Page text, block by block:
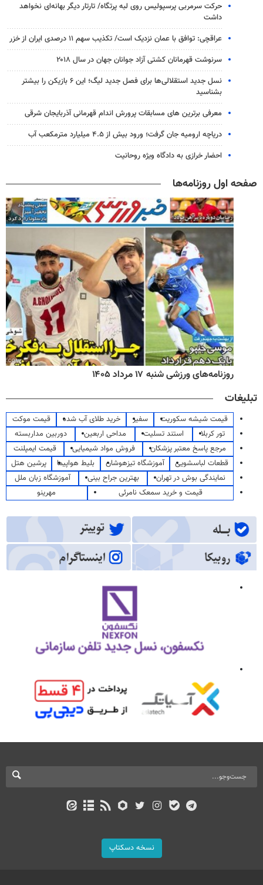
حرکت سرمربی پرسپولیس روی لبه پرتگاه/ تارتار دیگر بهانه‌ای نخواهد
داشت
عراقچی: توافق با عمان نزدیک است/ تکذیب سهم ۱۱ درصدی ایران از خزر
سرنوشت قهرمانان کشتی آزاد جوانان جهان در سال ۲۰۱۸
نسل جدید استقلالی‌ها برای فصل جدید لیگ؛ این ۶ بازیکن را بیشتر
بشناسید
معرفی برترین های مسابقات پرورش اندام قهرمانی آذربایجان شرقی
دریاچه ارومیه جان گرفت؛ ورود بیش از ۴.۵ میلیارد مترمکعب آب
احضار خرازی به دادگاه ویژه روحانیت
صفحه اول روزنامه‌ها
روزنامه‌های ورزشی شنبه ۱۷ مرداد ۱۴۰۵
تبلیغات
قیمت شیشه سکوریت سفیر خرید طلای آب شده
قیمت موکت
تور کربلا
استند تسلیت مداحی اربعین
دوربین مداربسته
مرجع پاسخ معتبر پزشکان
فروش مواد شیمیایی
قیمت ایمپلنت
قطعات لباسشویی
آموزشگاه تیزهوشان بلیط هواپیما
پرشین هتل
نمایندگی بوش در تهران
بهترین جراح بینی
آموزشگاه زبان ملل
قیمت و خرید سمعک نامرئی
مهرینو
نسخه دسکتاپ